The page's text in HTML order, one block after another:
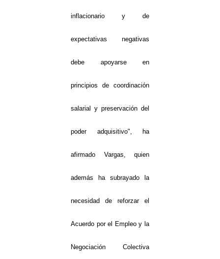
inflacionario y de
expectativas negativas
debe apoyarse en
principios de coordinación
salarial y preservación del
poder adquisitivo", ha
afirmado Vargas, quien
además ha subrayado la
necesidad de reforzar el
Acuerdo por el Empleo y la
Negociación Colectiva